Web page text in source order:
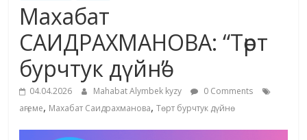
Махабат
САИДРАХМАНОВА: “Төрт
бурчтук дүйнө”
04.04.2026 Mahabat Alymbek kyzy
0 Comments
аңгеме, Махабат Саидрахманова,Төрт бурчтук дүйнө